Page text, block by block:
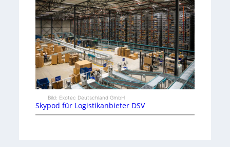
Bild: Exotec Deutschland GmbH
Skypod für Logistikanbieter DSV